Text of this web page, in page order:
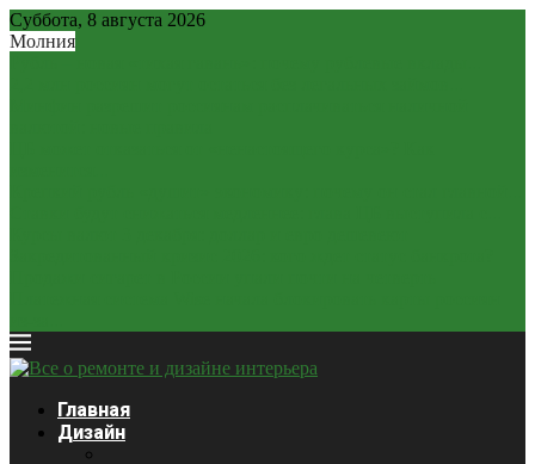
Суббота, 8 августа 2026
Молния
Главная
Дизайн